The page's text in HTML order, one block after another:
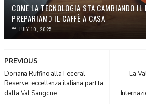
COME LA TECNOLOGIA STA CAMBIANDO
PREPARIAMO IL CAFFÈ A CASA
JULY 10, 2025
La
PREVIOUS
Doriana Ruffino alla Federal
Reserve: eccellenza italiana partita
dalla Val Sangone